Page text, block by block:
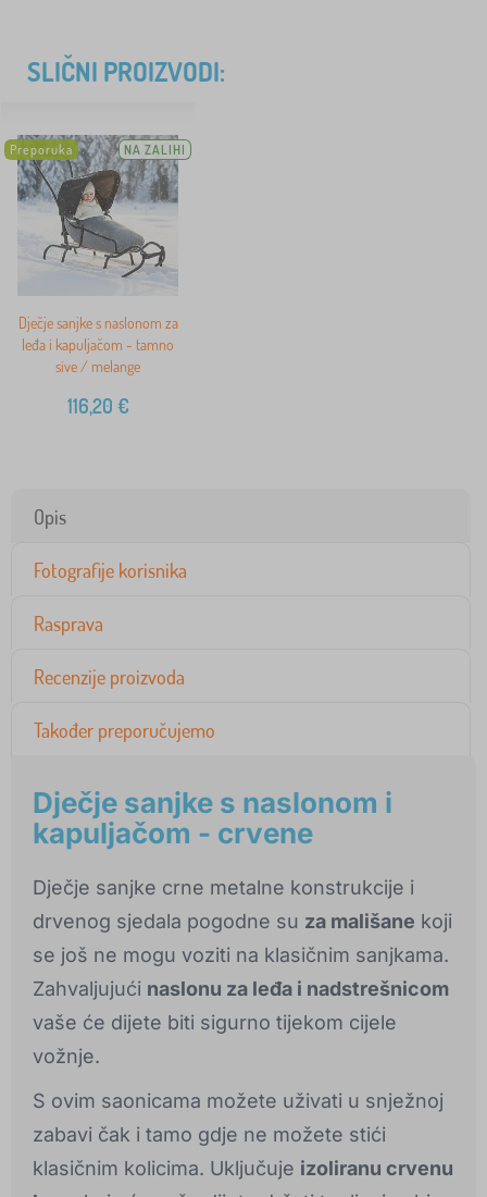
SLIČNI PROIZVODI:
Preporuka NA ZALIHI
Dječje sanjke s naslonom za
leđa i kapuljačom - tamno
sive / melange
116,20 €
Opis
Fotografije korisnika
Rasprava
Recenzije proizvoda
Također preporučujemo
Dječje sanjke s naslonom i
kapuljačom - crvene
Dječje sanjke crne metalne konstrukcije i
drvenog sjedala pogodne su za mališane koji
se još ne mogu voziti na klasičnim sanjkama.
Zahvaljujući naslonu za leđa i nadstrešnicom
vaše će dijete biti sigurno tijekom cijele
vožnje.
S ovim saonicama možete uživati u snježnoj
zabavi čak i tamo gdje ne možete stići
klasičnim kolicima. Uključuje izoliranu crvenu